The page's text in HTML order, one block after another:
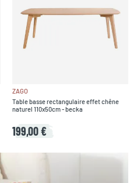
ZAGO
Table basse rectangulaire effet chêne
naturel 110x50cm - becka
199,00 €